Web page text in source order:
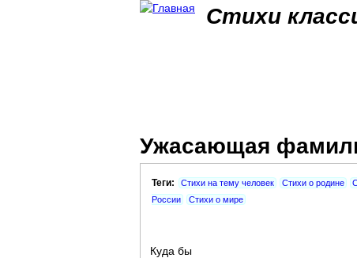
Стихи
Ужасающая
Теги: Стихи на тему человек Стихи о родине
России
Стихи о мире
Куда бы